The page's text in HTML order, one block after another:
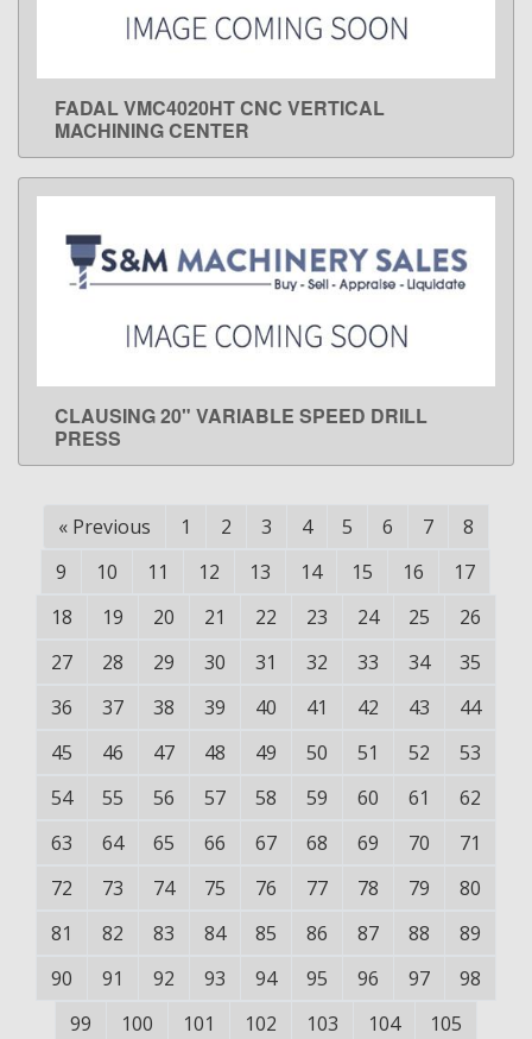
LEARN MORE
FADAL VMC4020HT CNC VERTICAL
MACHINING CENTER
LEARN MORE
CLAUSING 20" VARIABLE SPEED DRILL
PRESS
« Previous 1 2 3 4 5 6 7
8
9
10 11 12 13 14 15 16
17
18
19 20 21 22 23 24 25
26
27
28 29 30 31 32 33 34
35
36
37 38 39 40 41 42 43
44
45
46 47 48 49 50 51 52
53
54
55 56 57 58 59 60 61
62
63
64 65 66 67 68 69 70
71
72
73 74 75 76 77 78 79
80
81
82 83 84 85 86 87 88
89
90
91 92 93 94 95 96 97
98
99
100 101 102 103 104
105